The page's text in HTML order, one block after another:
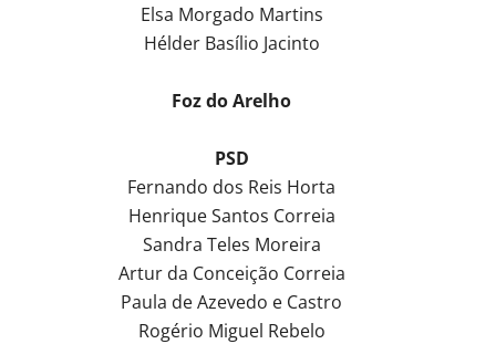
Elsa Morgado Martins
Hélder Basílio Jacinto
Foz do Arelho
PSD
Fernando dos Reis Horta
Henrique Santos Correia
Sandra Teles Moreira
Artur da Conceição Correia
Paula de Azevedo e Castro
Rogério Miguel Rebelo